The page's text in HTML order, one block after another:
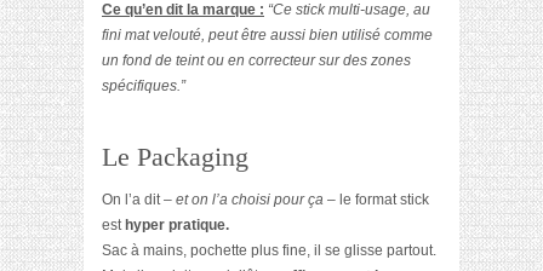
Ce qu’en dit la marque : “Ce stick multi-usage, au
fini mat velouté, peut être aussi bien utilisé comme
un fond de teint ou en correcteur sur des zones
spécifiques.”
Le Packaging
On l’a dit– et on l’a choisi pour ça – le format stick
est hyper pratique.
Sac à mains, pochette plus fine, il se glisse partout.